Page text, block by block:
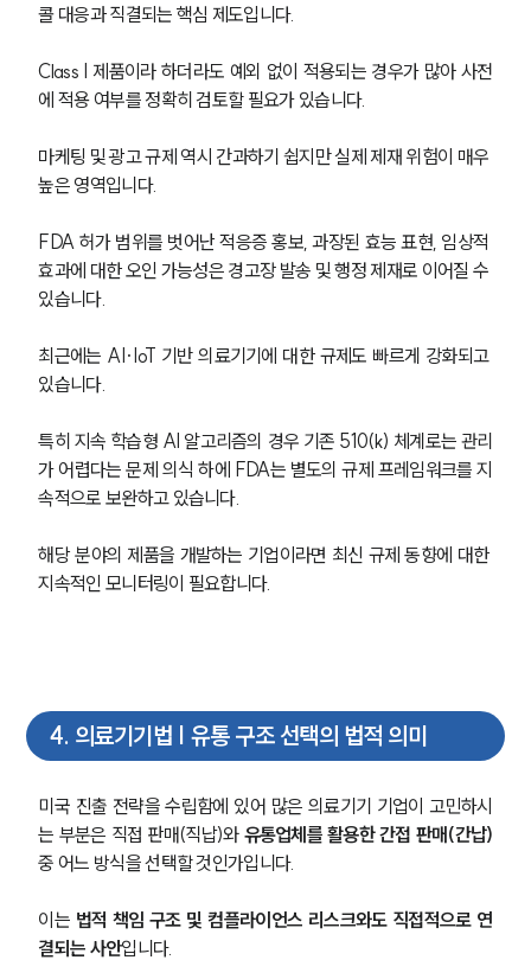
콜 대응과 직결되는 핵심 제도입니다.
Class I 제품이라 하더라도 예외 없이 적용되는 경우가 많아 사전
에 적용 여부를 정확히 검토할 필요가 있습니다.
마케팅 및 광고 규제 역시 간과하기 쉽지만 실제 제재 위험이 매우
높은 영역입니다.
FDA 허가 범위를 벗어난 적응증 홍보, 과장된 효능 표현, 임상적
효과에 대한 오인 가능성은 경고장 발송 및 행정 제재로 이어질 수
있습니다.
최근에는 AI·IoT 기반 의료기기에 대한 규제도 빠르게 강화되고
있습니다.
특히 지속 학습형 AI 알고리즘의 경우 기존 510(k) 체계로는 관리
가 어렵다는 문제 의식 하에 FDA는 별도의 규제 프레임워크를 지
속적으로 보완하고 있습니다.
해당 분야의 제품을 개발하는 기업이라면 최신 규제 동향에 대한
지속적인 모니터링이 필요합니다.
4. 의료기기법 | 유통 구조 선택의 법적 의미
미국 진출 전략을 수립함에 있어 많은 의료기기 기업이 고민하시
는 부분은 직접 판매(직납)와 유통업체를 활용한 간접 판매(간납)
중 어느 방식을 선택할 것인가입니다.
이는 법적 책임 구조 및 컴플라이언스 리스크와도 직접적으로 연
결되는 사안입니다.